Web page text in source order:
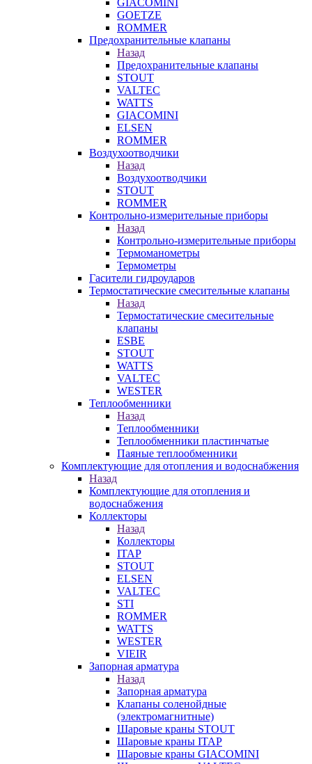
GIACOMINI
GOETZE
ROMMER
Предохранительные клапаны
Назад
Предохранительные клапаны
STOUT
VALTEC
WATTS
GIACOMINI
ELSEN
ROMMER
Воздухоотводчики
Назад
Воздухоотводчики
STOUT
ROMMER
Контрольно-измерительные приборы
Назад
Контрольно-измерительные приборы
Термоманометры
Термометры
Гасители гидроударов
Термостатические смесительные клапаны
Назад
Термостатические смесительные
клапаны
ESBE
STOUT
WATTS
VALTEC
WESTER
Теплообменники
Назад
Теплообменники
Теплообменники пластинчатые
Паяные теплообменники
Комплектующие для отопления и водоснабжения
Назад
Комплектующие для отопления и
водоснабжения
Коллекторы
Назад
Коллекторы
ITAP
STOUT
ELSEN
VALTEC
STI
ROMMER
WATTS
WESTER
VIEIR
Запорная арматура
Назад
Запорная арматура
Клапаны соленойдные
(электромагнитные)
Шаровые краны STOUT
Шаровые краны ITAP
Шаровые краны GIACOMINI